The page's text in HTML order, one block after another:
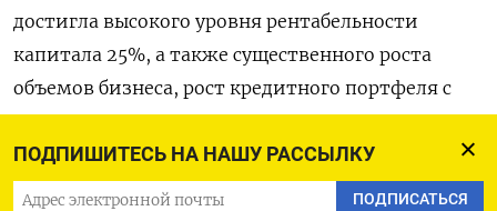
ПОДПИШИТЕСЬ НА НАШУ РАССЫЛКУ
ПОДПИСАТЬСЯ
достигла высокого уровня рентабельности
капитала 25%, а также существенного роста
объемов бизнеса, рост кредитного портфеля с
начала года составил 19%. Несмотря на сложную
операционную среду – давление на процентную
маржу и замедление темпов роста кредитного